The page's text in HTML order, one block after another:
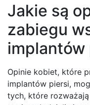
Jakie są
zabiegu
implantów
Opinie kobiet, które
implantów piersi,
tych, które